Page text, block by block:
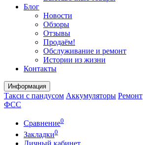
Блог
Новости
Обзоры
Отзывы
Продаём!
Обслуживание и ремонт
Истории из жизни
Контакты
Информация
Такси с пандусом Аккумуляторы Ремонт
ФСС
Сравнение0
Закладки0
Личный кабинет